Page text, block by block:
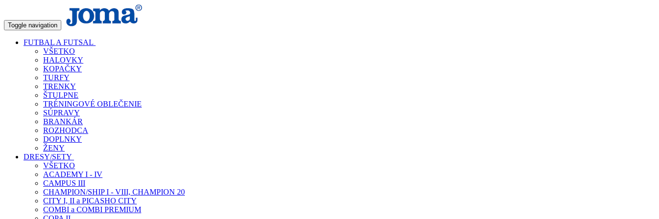
Toggle navigation
FUTBAL A FUTSAL
VŠETKO
HALOVKY
KOPAČKY
TURFY
TRENKY
ŠTULPNE
TRÉNINGOVÉ OBLEČENIE
SÚPRAVY
BRANKÁR
ROZHODCA
DOPLNKY
ŽENY
DRESY/SETY
VŠETKO
ACADEMY I - IV
CAMPUS III
CHAMPION/SHIP I - VIII, CHAMPION 20
CITY I, II a PICASHO CITY
COMBI a COMBI PREMIUM